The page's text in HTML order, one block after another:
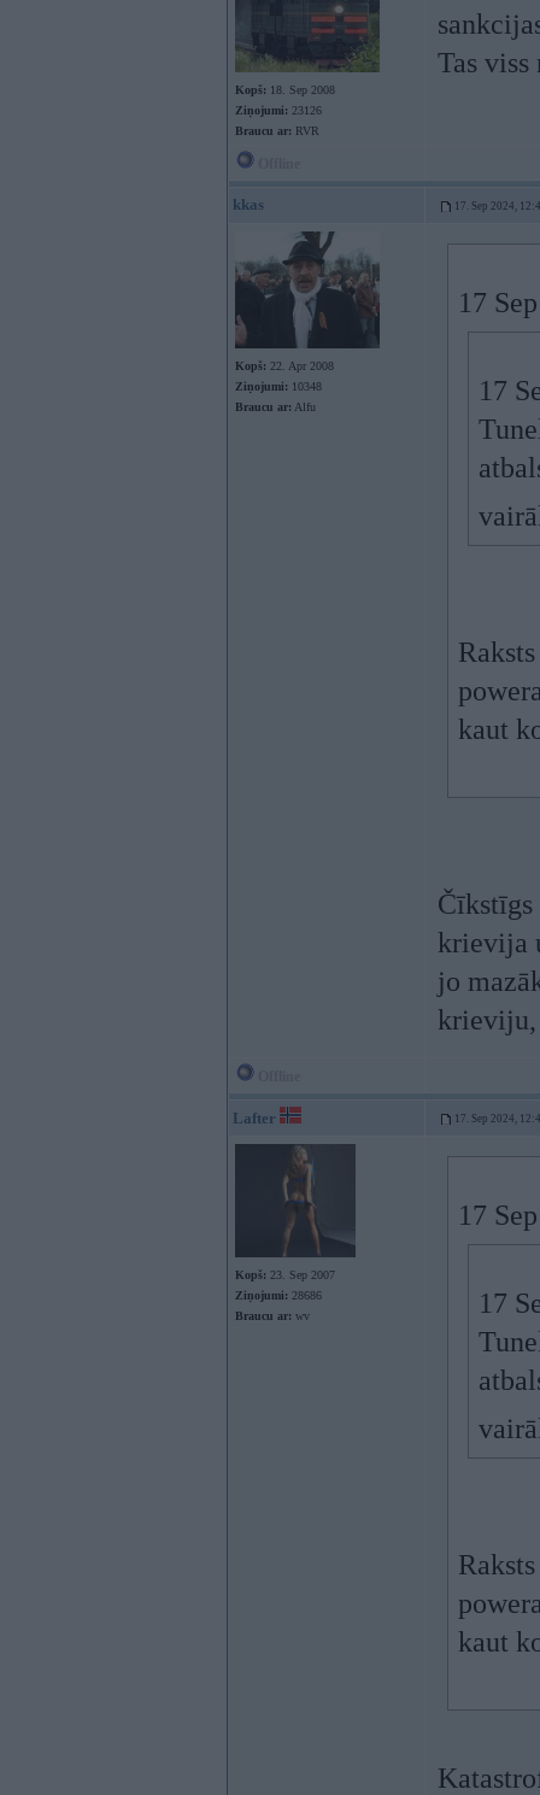
Kopš: 18. Sep 2008
Ziņojumi: 23126
Braucu ar: RVR
Tas viss
kkas 17. Sep 2024,
Kopš: 22. Apr 2008
Ziņojumi: 10348
Braucu ar: Alfu
17
17
kaut
Čīkstīgs
krievija
jo
Lafter 17. Sep 2024,
Kopš: 23. Sep 2007
Ziņojumi: 28686
Braucu ar: wv
17
17
kaut